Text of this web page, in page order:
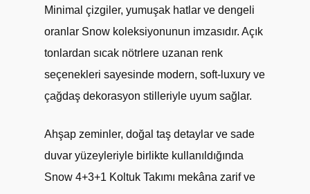
Minimal çizgiler, yumuşak hatlar ve dengeli
oranlar Snow koleksiyonunun imzasıdır. Açık
tonlardan sıcak nötrlere uzanan renk
seçenekleri sayesinde modern, soft-luxury ve
çağdaş dekorasyon stilleriyle uyum sağlar.
Ahşap zeminler, doğal taş detaylar ve sade
duvar yüzeyleriyle birlikte kullanıldığında
Snow 4+3+1 Koltuk Takımı mekâna zarif ve